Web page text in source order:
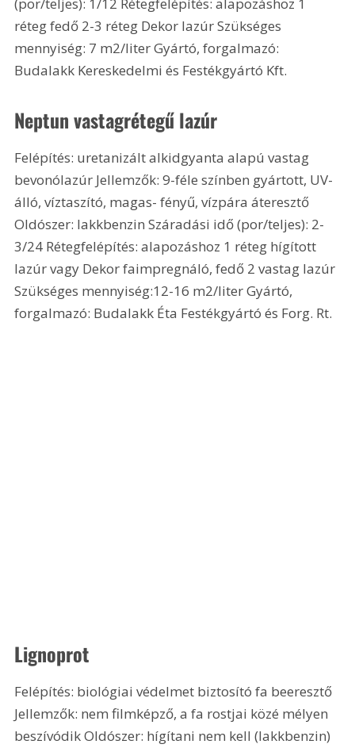
réteg fedő 2-3 réteg Dekor lazúr Szükséges
mennyiség: 7 m2/liter Gyártó, forgalmazó:
Budalakk Kereskedelmi és Festékgyártó Kft.
Neptun vastagrétegű lazúr
Felépítés: uretanizált alkidgyanta alapú vastag
bevonólazúr Jellemzők: 9-féle színben gyártott, UV-
álló, víztaszító, magas- fényű, vízpára áteresztő
Oldószer: lakkbenzin Száradási idő (por/teljes): 2-
3/24 Rétegfelépítés: alapozáshoz 1 réteg hígított
lazúr vagy Dekor faimpregnáló, fedő 2 vastag lazúr
Szükséges mennyiség:12-16 m2/liter Gyártó,
forgalmazó: Budalakk Éta Festékgyártó és Forg. Rt.
Lignoprot
Felépítés: biológiai védelmet biztosító fa beeresztő
Jellemzők: nem filmképző, a fa rostjai közé mélyen
beszívódik Oldószer: hígítani nem kell (lakkbenzin)